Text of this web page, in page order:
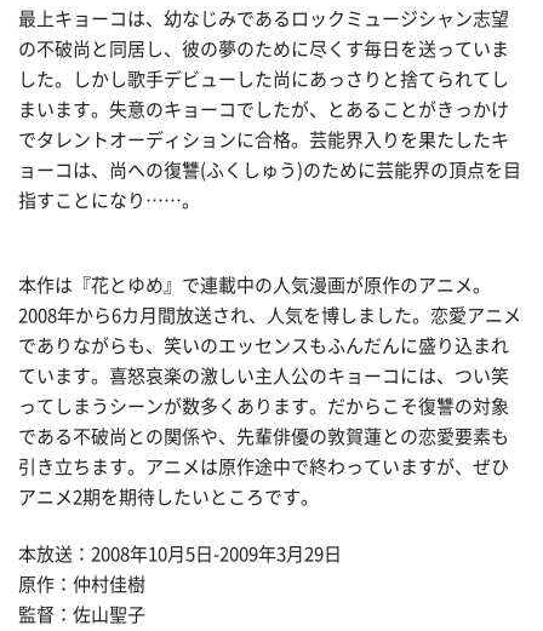
最上キョーコは、幼なじみであるロックミュージシャン志望
の不破尚と同居し、彼の夢のために尽くす毎日を送っていま
した。しかし歌手デビューした尚にあっさりと捨てられてし
まいます。失意のキョーコでしたが、とあることがきっかけ
でタレントオーディションに合格。芸能界入りを果たしたキ
ョーコは、尚への復讐(ふくしゅう)のために芸能界の頂点を目
指すことになり……。
本作は『花とゆめ』で連載中の人気漫画が原作のアニメ。
2008年から6カ月間放送され、人気を博しました。恋愛アニメ
でありながらも、笑いのエッセンスもふんだんに盛り込まれ
ています。喜怒哀楽の激しい主人公のキョーコには、つい笑
ってしまうシーンが数多くあります。だからこそ復讐の対象
である不破尚との関係や、先輩俳優の敦賀蓮との恋愛要素も
引き立ちます。アニメは原作途中で終わっていますが、ぜひ
アニメ2期を期待したいところです。
本放送：2008年10月5日-2009年3月29日
原作：仲村佳樹
監督：佐山聖子